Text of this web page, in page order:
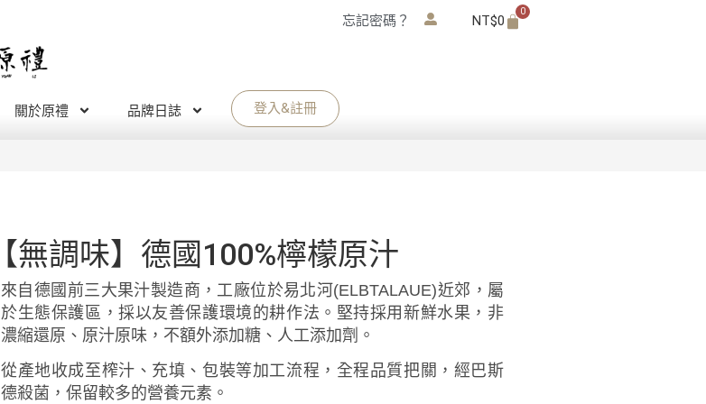
忘記密碼？ NT$0
0
關於原禮 品牌日誌 登入&註冊
【無調味】德國100%檸檬原汁
來自德國前三大果汁製造商，工廠位於易北河(ELBTALAUE)近郊，屬
於生態保護區，採以友善保護環境的耕作法。堅持採用新鮮水果，非
濃縮還原、原汁原味，不額外添加糖、人工添加劑。
從產地收成至榨汁、充填、包裝等加工流程，全程品質把關，經巴斯
德殺菌，保留較多的營養元素。